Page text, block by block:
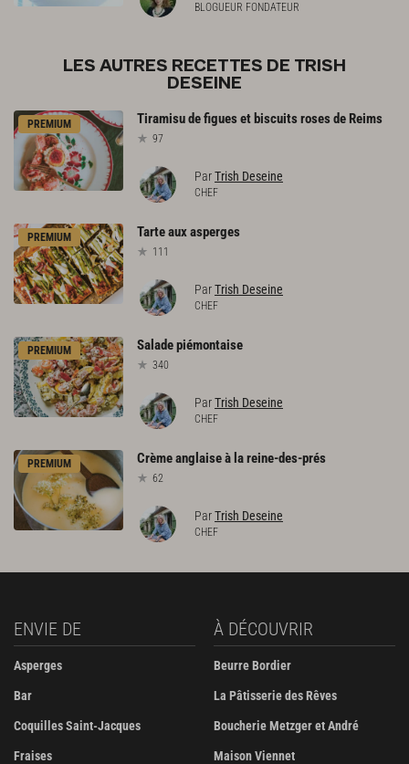
BLOGUEUR FONDATEUR
LES AUTRES RECETTES DE TRISH
DESEINE
PREMIUM Tiramisudefigueset biscuitsrosesde Reims
97
ParTrish Deseine
CHEF
PREMIUM Tarteauxasperges
111
ParTrish Deseine
CHEF
PREMIUM Saladepiémontaise
340
ParTrish Deseine
CHEF
PREMIUM Crèmeanglaiseà lareine-des-prés
62
ParTrish Deseine
CHEF
ENVIE DE
Asperges
Bar
Coquilles Saint-Jacques
Fraises
À DÉCOUVRIR
Beurre Bordier
La Pâtisserie des Rêves
Boucherie Metzger et André
Maison Viennet